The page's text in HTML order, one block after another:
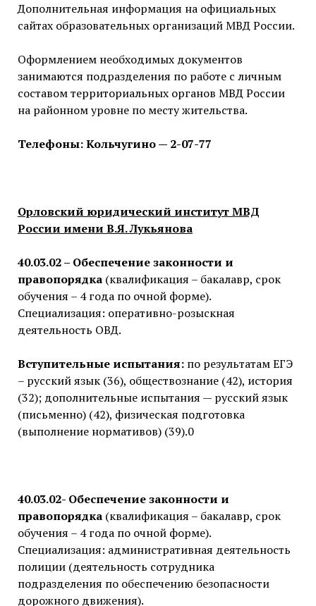
Дополнительная информация на официальных
сайтах образовательных организаций МВД России.
Оформлением необходимых документов
занимаются подразделения по работе с личным
составом территориальных органов МВД России
на районном уровне по месту жительства.
Телефоны:Кольчугино — 2-07-77
Орловский юридический институт МВД
России имени В.Я. Лукьянова
40.03.02 – Обеспечение законности и
правопорядка(квалификация – бакалавр, срок
обучения – 4 года по очной форме).
Специализация: оперативно-розыскная
деятельность ОВД.
Вступительные испытания:по результатам ЕГЭ
– русский язык (36), обществознание (42), история
(32); дополнительные испытания — русский язык
(письменно) (42), физическая подготовка
(выполнение нормативов) (39).0
40.03.02- Обеспечение законности и
правопорядка(квалификация – бакалавр, срок
обучения – 4 года по очной форме).
Специализация: административная деятельность
полиции (деятельность сотрудника
подразделения по обеспечению безопасности
дорожного движения).